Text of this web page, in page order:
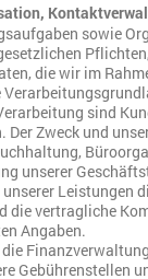
sowie
die wir im
sind
Zweck und
unserer
Leistungen
die vertragliche
Angaben.
Gebührenstellen